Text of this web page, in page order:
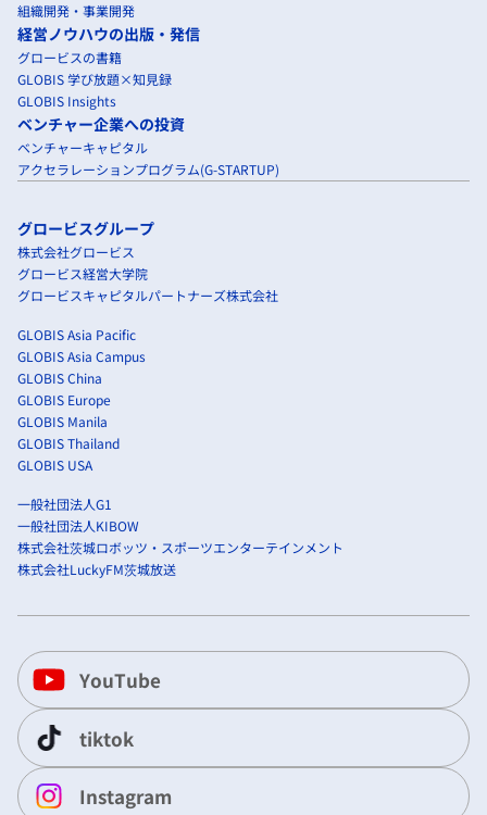
組織開発・事業開発
経営ノウハウの出版・発信
グロービスの書籍
GLOBIS 学び放題×知見録
GLOBIS Insights
ベンチャー企業への投資
ベンチャーキャピタル
アクセラレーションプログラム(G-STARTUP)
グロービスグループ
株式会社グロービス
グロービス経営大学院
グロービスキャピタルパートナーズ株式会社
GLOBIS Asia Pacific
GLOBIS Asia Campus
GLOBIS China
GLOBIS Europe
GLOBIS Manila
GLOBIS Thailand
GLOBIS USA
一般社団法人G1
一般社団法人KIBOW
株式会社茨城ロボッツ・スポーツエンターテインメント
株式会社LuckyFM茨城放送
YouTube
tiktok
Instagram